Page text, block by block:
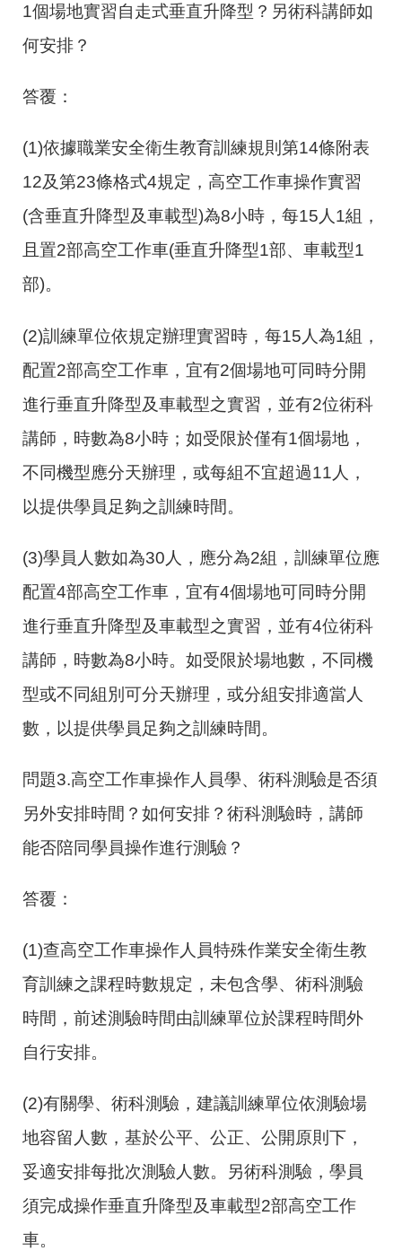
1個場地實習自走式垂直升降型？另術科講師如
何安排？
答覆：
(1)依據職業安全衛生教育訓練規則第14條附表
12及第23條格式4規定，高空工作車操作實習
(含垂直升降型及車載型)為8小時，每15人1組，
且置2部高空工作車(垂直升降型1部、車載型1
部)。
(2)訓練單位依規定辦理實習時，每15 人為1組，
配置2部高空工作車，宜有2個場地可同時分開
進行垂直升降型及車載型之實習，並有2位術科
講師，時數為8小時；如受限於僅有1個場地，
不同機型應分天辦理，或每組不宜超過11 人，
以提供學員足夠之訓練時間。
(3)學員人數如為30 人，應分為2組，訓練單位應
配置4部高空工作車，宜有4個場地可同時分開
進行垂直升降型及車載型之實習，並有4位術科
講師，時數為8小時。如受限於場地數，不同機
型或不同組別可分天辦理，或分組安排適當人
數，以提供學員足夠之訓練時間。
問題3.高空工作車操作人員學、術科測驗是否須
另外安排時間？如何安排？術科測驗時，講師
能否陪同學員操作進行測驗？
答覆：
(1)查高空工作車操作人員特殊作業安全衛生教
育訓練之課程時數規定，未包含學、術科測驗
時間，前述測驗時間由訓練單位於課程時間外
自行安排。
(2)有關學、術科測驗，建議訓練單位依測驗場
地容留人數，基於公平、公正、公開原則下，
妥適安排每批次測驗人數。另術科測驗，學員
須完成操作垂直升降型及車載型2部高空工作
車。